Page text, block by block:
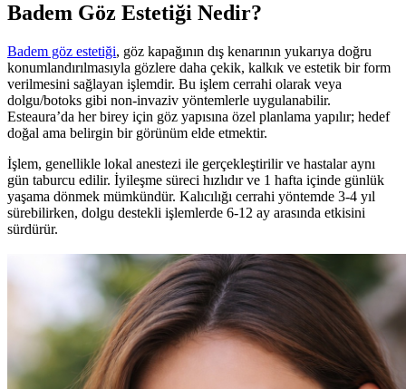
Badem Göz Estetiği Nedir?
Badem göz estetiği, göz kapağının dış kenarının yukarıya doğru
konumlandırılmasıyla gözlere daha çekik, kalkık ve estetik bir form
verilmesini sağlayan işlemdir. Bu işlem cerrahi olarak veya
dolgu/botoks gibi non-invaziv yöntemlerle uygulanabilir.
Esteaura’da her birey için göz yapısına özel planlama yapılır; hedef
doğal ama belirgin bir görünüm elde etmektir.
İşlem, genellikle lokal anestezi ile gerçekleştirilir ve hastalar aynı
gün taburcu edilir. İyileşme süreci hızlıdır ve 1 hafta içinde günlük
yaşama dönmek mümkündür. Kalıcılığı cerrahi yöntemde 3-4 yıl
sürebilirken, dolgu destekli işlemlerde 6-12 ay arasında etkisini
sürdürür.